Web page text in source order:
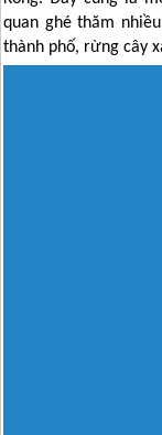
quan ghé thăm
thành phố, rừng cây